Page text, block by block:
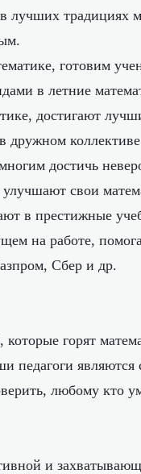
лучших традициях
готовим
в летние
достигают
достичь
свои
в престижные
на работе,
Сбер и др.
горят
педагоги
любому кто
и